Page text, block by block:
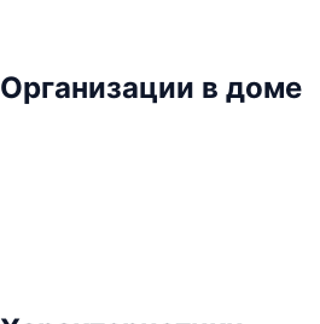
Организации в доме